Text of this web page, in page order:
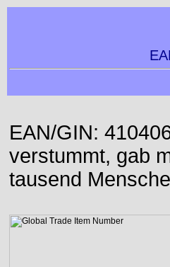
EAN/GIN:
verstummt, gab
tausend